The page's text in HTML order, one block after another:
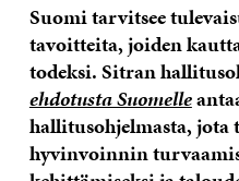
Suomi tarvitsee
tavoitteita, joiden
todeksi. Sitran
ehdotusta Suomelle
hallitusohjelmasta,
hyvinvoinnin